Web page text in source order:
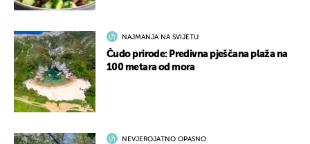
NAJMANJA NA SVIJETU
Čudo prirode: Predivna pješčana plaža na
100 metara od mora
NEVJEROJATNO OPASNO